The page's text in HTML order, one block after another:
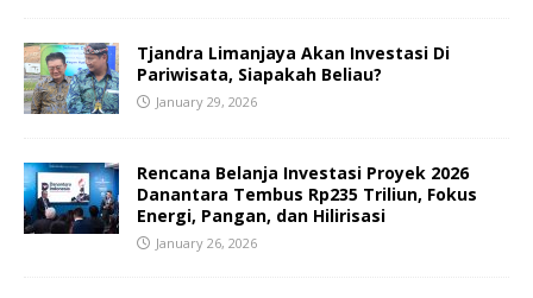
Tjandra Limanjaya Akan Investasi Di
Pariwisata, Siapakah Beliau?
January 29, 2026
Rencana Belanja Investasi Proyek 2026
Danantara Tembus Rp235 Triliun, Fokus
Energi, Pangan, dan Hilirisasi
January 26, 2026